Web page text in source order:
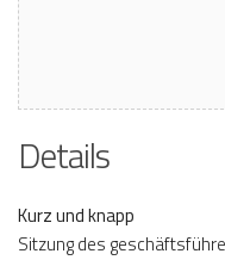
Details
Kurz und knapp
Sitzung des